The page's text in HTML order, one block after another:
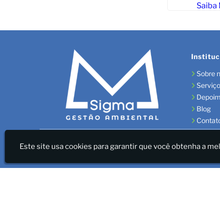
Saiba
Sobre
Blog
Sigma Gestão Ambiental - LICENÇAS AMBIENTAIS/
Este site usa cookies para garantir que você obtenha a